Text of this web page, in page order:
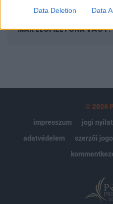
Data Deletion Data
MÁR ELŐFIZETŐNK VAGY?
© 2026
impresszum
jogi
adatvédelem
szerzői